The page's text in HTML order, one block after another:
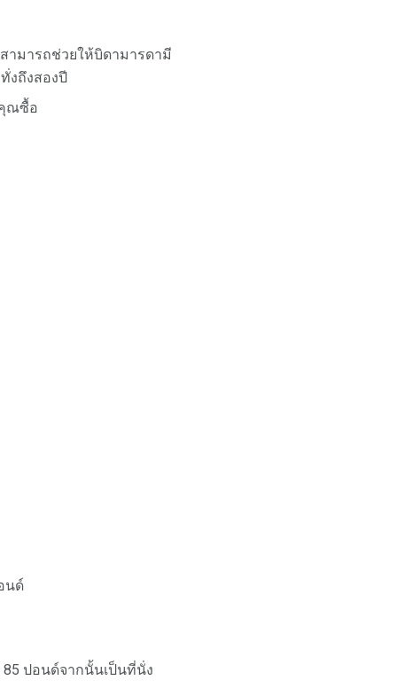
ามารถช่วยให้บิดามารดามี
งถึงสองปี
ณซื้อ
นด์
85 ปอนด์จากนั้นเป็นที่นั่ง